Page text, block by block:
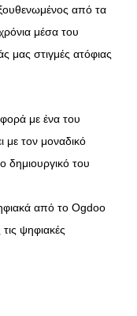
από τα
μέσα του
μας στιγμές ατόφιας
με ένα του
με τον μοναδικό
του
από το Ogdoo
ψηφιακές